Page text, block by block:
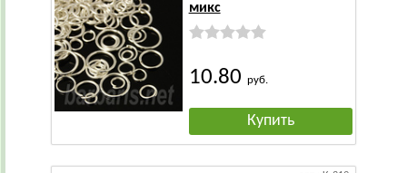
микс
10.80 руб.
Купить